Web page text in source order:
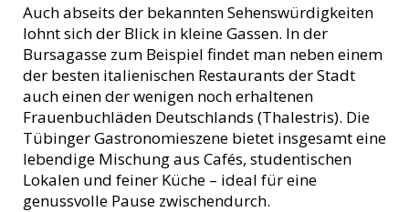
Auch abseits der bekannten Sehenswürdigkeiten
lohnt sich der Blick in kleine Gassen. In der
Bursagasse zum Beispiel findet man neben einem
der besten italienischen Restaurants der Stadt
auch einen der wenigen noch erhaltenen
Frauenbuchläden Deutschlands (Thalestris). Die
Tübinger Gastronomieszene bietet insgesamt eine
lebendige Mischung aus Cafés, studentischen
Lokalen und feiner Küche – ideal für eine
genussvolle Pause zwischendurch.